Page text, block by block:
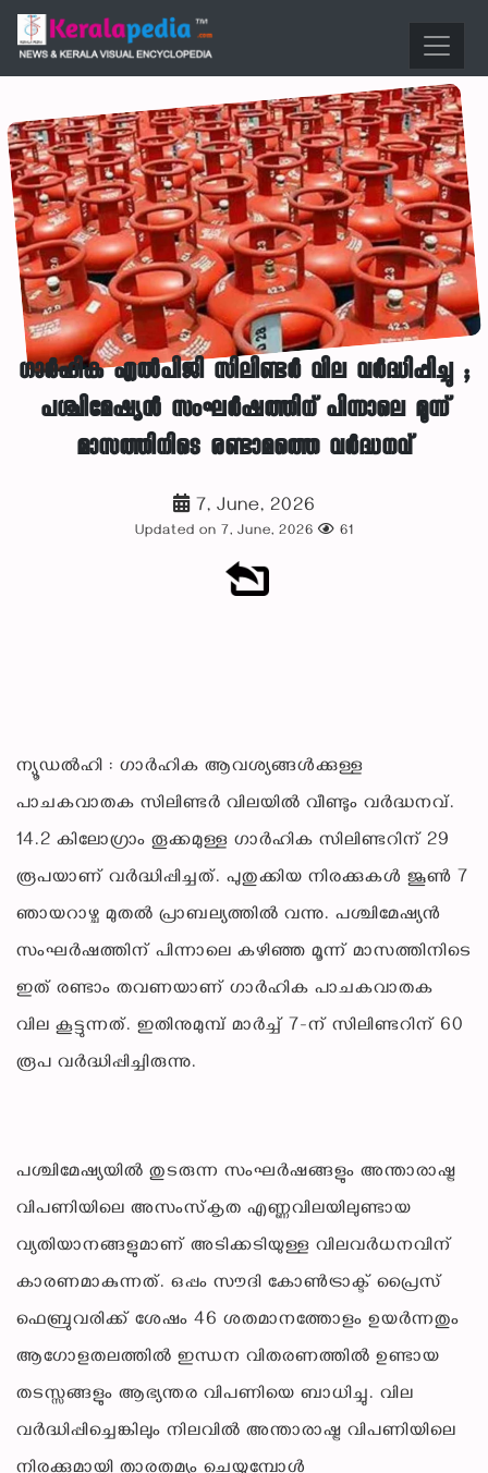
ഗാർഹിക എൽപിജി സിലിണ്ടർ വില വർദ്ധിപ്പിച്ചു ;
പശ്ചിമേഷ്യൻ സംഘർഷത്തിന് പിന്നാലെ മൂന്ന്
മാസത്തിനിടെ രണ്ടാമത്തെ വർദ്ധനവ്
7, June, 2026
Updated on 7, June, 2026 61
ന്യൂഡൽഹി : ഗാർഹിക ആവശ്യങ്ങൾക്കുള്ള
പാചകവാതക സിലിണ്ടർ വിലയിൽ വീണ്ടും വർദ്ധനവ്.
14.2 കിലോഗ്രാം തൂക്കമുള്ള ഗാർഹിക സിലിണ്ടറിന് 29
രൂപയാണ് വർദ്ധിപ്പിച്ചത്. പുതുക്കിയ നിരക്കുകൾ ജൂൺ 7
ഞായറാഴ്ച മുതൽ പ്രാബല്യത്തിൽ വന്നു. പശ്ചിമേഷ്യൻ
സംഘർഷത്തിന് പിന്നാലെ കഴിഞ്ഞ മൂന്ന് മാസത്തിനിടെ
ഇത് രണ്ടാം തവണയാണ് ഗാർഹിക പാചകവാതക
വില കൂട്ടുന്നത്. ഇതിനുമുമ്പ് മാർച്ച് 7-ന് സിലിണ്ടറിന് 60
രൂപ വർദ്ധിപ്പിച്ചിരുന്നു.
പശ്ചിമേഷ്യയിൽ തുടരുന്ന സംഘർഷങ്ങളും അന്താരാഷ്ട്ര
വിപണിയിലെ അസംസ്‌കൃത എണ്ണവിലയിലുണ്ടായ
വ്യതിയാനങ്ങളുമാണ് അടിക്കടിയുള്ള വിലവർധനവിന്
കാരണമാകുന്നത്. ഒപ്പം സൗദി കോൺട്രാക്ട് പ്രൈസ്
ഫെബ്രുവരിക്ക് ശേഷം 46 ശതമാനത്തോളം ഉയർന്നതും
ആഗോളതലത്തിൽ ഇന്ധന വിതരണത്തിൽ ഉണ്ടായ
തടസ്സങ്ങളും ആഭ്യന്തര വിപണിയെ ബാധിച്ചു. വില
വർദ്ധിപ്പിച്ചെങ്കിലും നിലവിൽ അന്താരാഷ്ട്ര വിപണിയിലെ